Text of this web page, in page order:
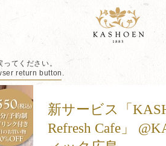
てください。
return button.
新サービス「
Refresh Cafe」